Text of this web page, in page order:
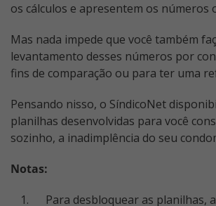
os cálculos e apresentem os números
Mas nada impede que você também
levantamento desses números por
fins de comparação ou para ter uma
Pensando nisso, o SíndicoNet
planilhas desenvolvidas para você
sozinho, a inadimplência do seu
Notas:
Para desbloquear as planilhas, a senha é: